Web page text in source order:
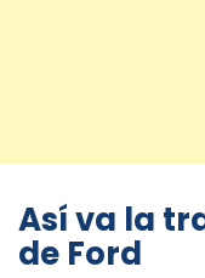
Así va la
de Ford